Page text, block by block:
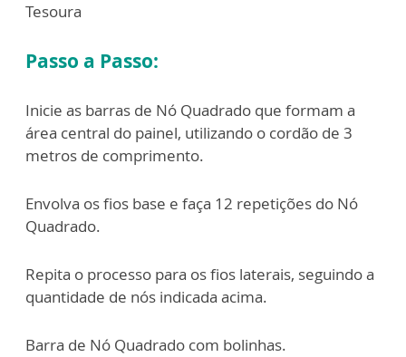
Tesoura
Passo a Passo:
Inicie as barras de Nó Quadrado que formam a
área central do painel, utilizando o cordão de 3
metros de comprimento.
Envolva os fios base e faça 12 repetições do Nó
Quadrado.
Repita o processo para os fios laterais, seguindo a
quantidade de nós indicada acima.
Barra de Nó Quadrado com bolinhas.